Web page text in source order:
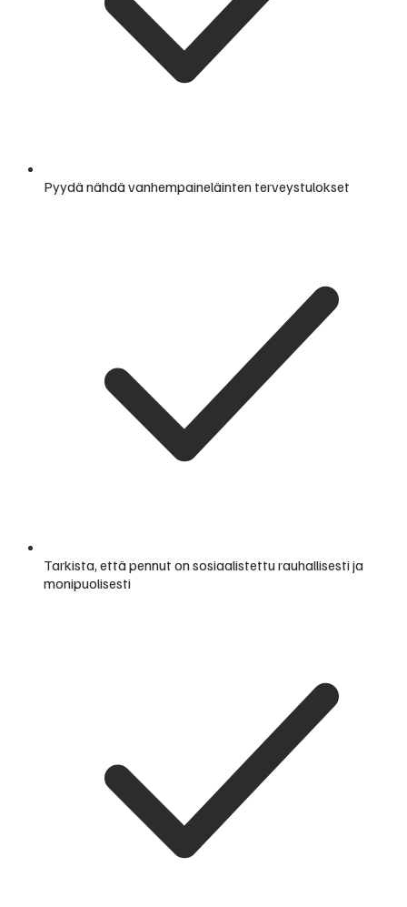
Pyydä nähdä vanhempaineläinten terveystulokset
Tarkista, että pennut on sosiaalistettu rauhallisesti ja
monipuolisesti